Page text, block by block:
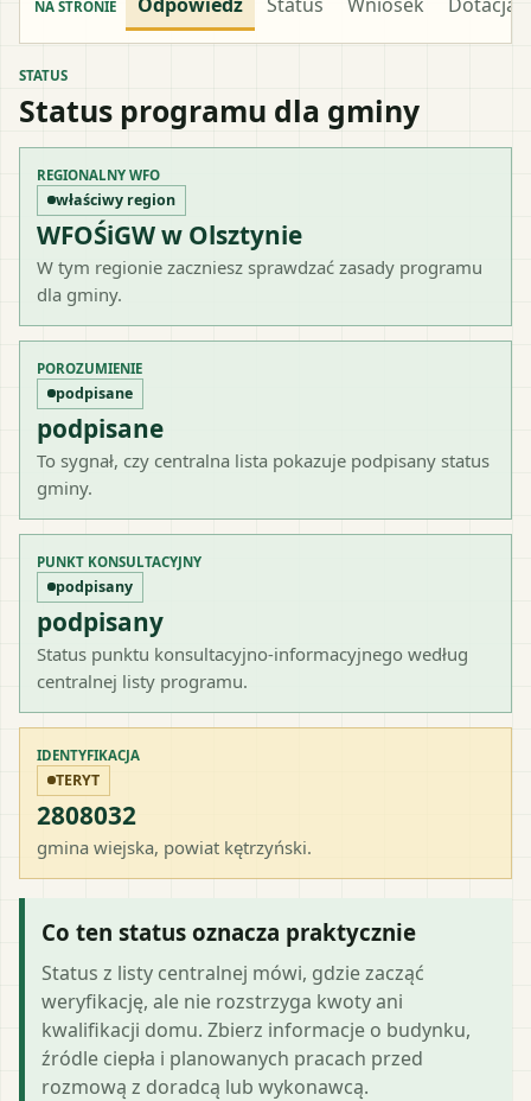
NA STRONIE
STATUS
Status programu dla gminy
REGIONALNY WFO
właściwy region
WFOŚiGW w Olsztynie
W tym regionie zaczniesz sprawdzać zasady programu
dla gminy.
POROZUMIENIE
podpisane
podpisane
To sygnał, czy centralna lista pokazuje podpisany status
gminy.
PUNKT KONSULTACYJNY
podpisany
podpisany
Status punktu konsultacyjno-informacyjnego według
centralnej listy programu.
IDENTYFIKACJA
TERYT
2808032
gmina wiejska, powiat kętrzyński.
Co ten status oznacza praktycznie
Status z listy centralnej mówi, gdzie zacząć
weryfikację, ale nie rozstrzyga kwoty ani
kwalifikacji domu. Zbierz informacje o budynku,
źródle ciepła i planowanych pracach przed
rozmową z doradcą lub wykonawcą.